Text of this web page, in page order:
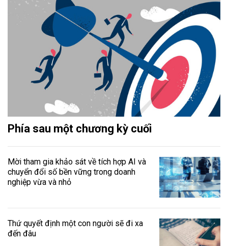
Phía sau một chương kỳ cuối
Mời tham gia khảo sát về tích hợp AI và
chuyển đổi số bền vững trong doanh
nghiệp vừa và nhỏ
Thứ quyết định một con người sẽ đi xa
đến đâu